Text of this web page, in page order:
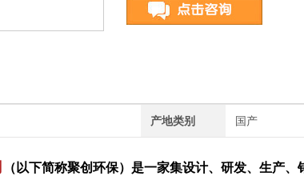
产地类别 国产
（以下简称聚创环保）是一家集设计、研发、生产